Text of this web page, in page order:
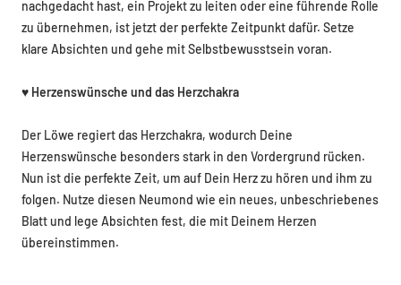
nachgedacht hast, ein Projekt zu leiten oder eine führende Rolle
zu übernehmen, ist jetzt der perfekte Zeitpunkt dafür. Setze
klare Absichten und gehe mit Selbstbewusstsein voran.
♥️ Herzenswünsche und das Herzchakra
Der Löwe regiert das Herzchakra, wodurch Deine
Herzenswünsche besonders stark in den Vordergrund rücken.
Nun ist die perfekte Zeit, um auf Dein Herz zu hören und ihm zu
folgen. Nutze diesen Neumond wie ein neues, unbeschriebenes
Blatt und lege Absichten fest, die mit Deinem Herzen
übereinstimmen.